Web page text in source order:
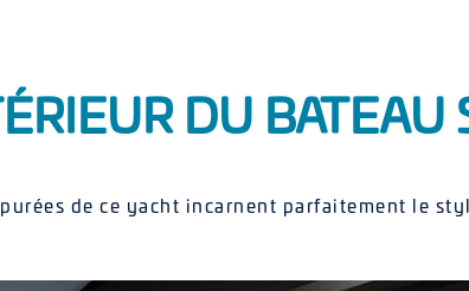
DU BATEAU
de ce yacht incarnent parfaitement le